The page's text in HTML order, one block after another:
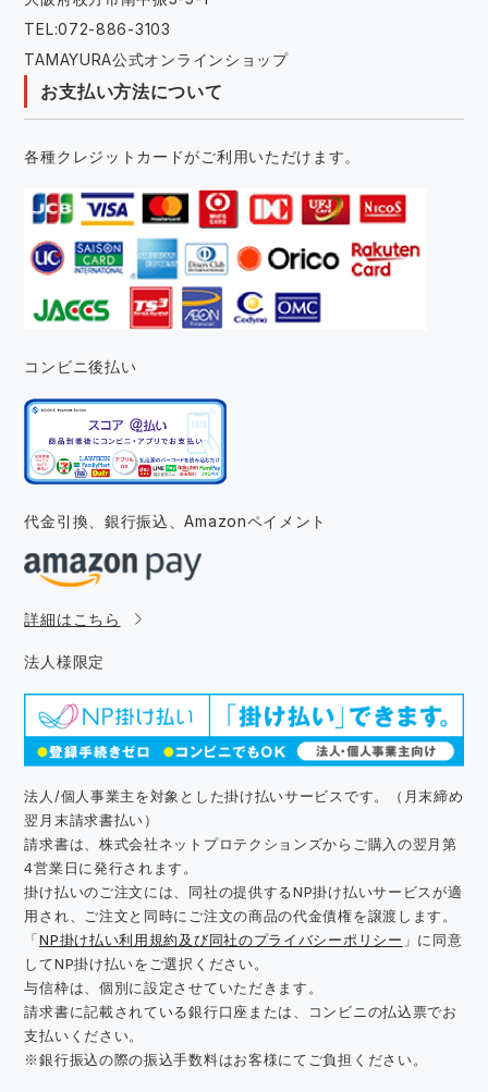
TEL:072-886-3103
TAMAYURA公式オンラインショップ
お支払い方法について
各種クレジットカードがご利用いただけます。
コンビニ後払い
代金引換、銀行振込、Amazonペイメント
詳細はこちら
法人様限定
法人/個人事業主を対象とした掛け払いサービスです。（月末締め
翌月末請求書払い）
請求書は、株式会社ネットプロテクションズからご購入の翌月第
4営業日に発行されます。
掛け払いのご注文には、同社の提供するNP掛け払いサービスが適
用され、ご注文と同時にご注文の商品の代金債権を譲渡します。
「NP掛け払い利用規約及び同社のプライバシーポリシー 」に同意
してNP掛け払いをご選択ください。
与信枠は、個別に設定させていただきます。
請求書に記載されている銀行口座または、コンビニの払込票でお
支払いください。
※銀行振込の際の振込手数料はお客様にてご負担ください。